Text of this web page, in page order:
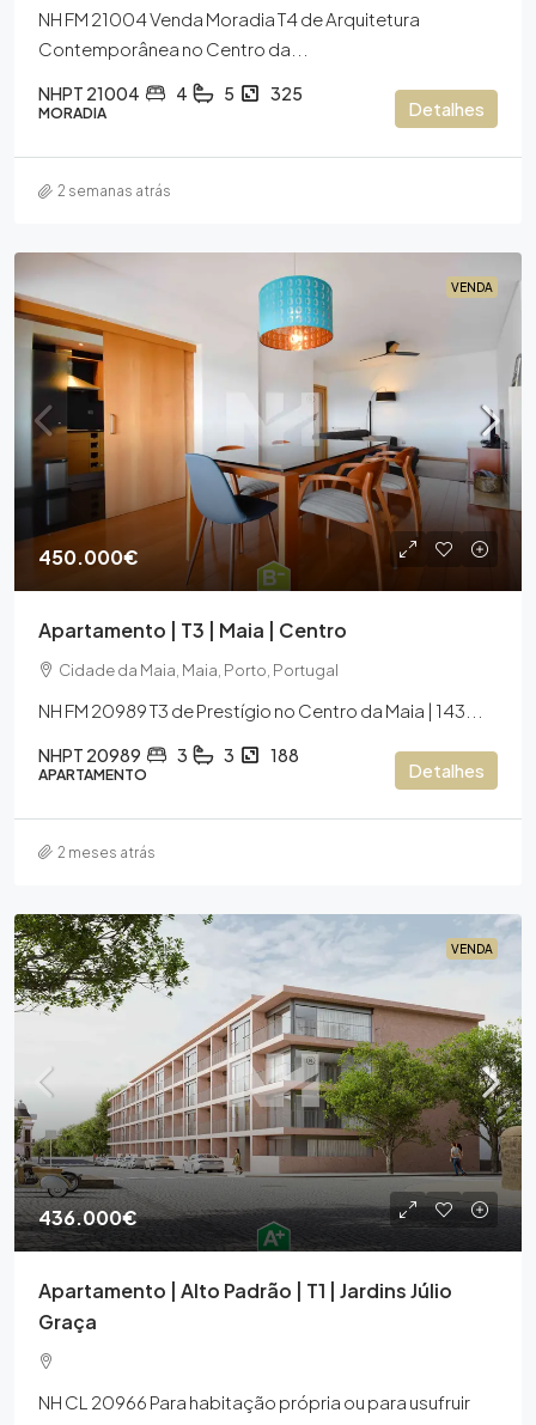
NH FM 21004 Venda Moradia T4 de Arquitetura
Contemporânea no Centro da...
NHPT 21004 4 5 325
MORADIA Detalhes
2 semanas atrás
VENDA
450.000€
Apartamento | T3 | Maia | Centro
Cidade da Maia, Maia, Porto, Portugal
NH FM 20989 T3 de Prestígio no Centro da Maia | 143...
NHPT 20989 3 3 188
APARTAMENTO Detalhes
2 meses atrás
VENDA
436.000€
Apartamento | Alto Padrão | T1 | Jardins Júlio
Graça
NH CL 20966 Para habitação própria ou para usufruir